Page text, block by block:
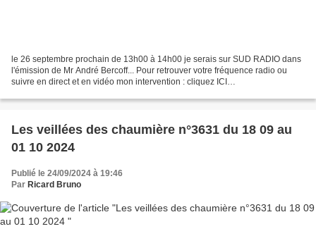
le 26 septembre prochain de 13h00 à 14h00 je serais sur SUD RADIO dans
l'émission de Mr André Bercoff... Pour retrouver votre fréquence radio ou
suivre en direct et en vidéo mon intervention : cliquez ICI
Les veillées des chaumière n°3631 du 18 09 au
01 10 2024
Publié le 24/09/2024 à 19:46
Par Ricard Bruno